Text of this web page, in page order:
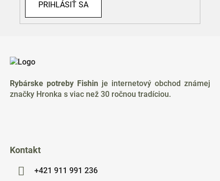
PRIHLÁSIŤ SA
Rybárske potreby Fishin je internetový obchod známej
značky Hronka s viac než 30 ročnou tradíciou.
Kontakt
+421 911 991 236